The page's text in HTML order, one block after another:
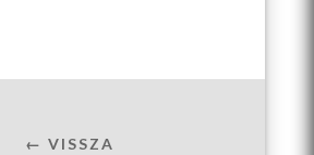
← VISSZA